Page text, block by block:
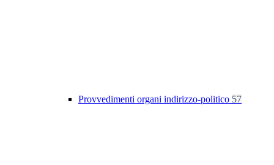
Provvedimenti organi indirizzo-politico 57